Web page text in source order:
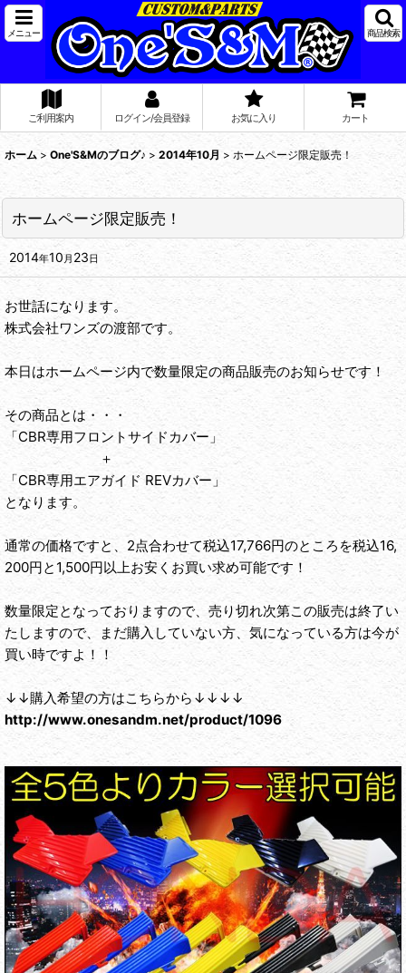
メニュー 商品検索
ご利用案内 ログイン/会員登録 お気に入り カート
ホーム > One'S&Mのブログ♪ > 2014年10月 > ホームページ限定販売！
ホームページ限定販売！
2014年10月 23日
お世話になります。
株式会社ワンズの渡部です。
本日はホームページ内で数量限定の商品販売のお知らせです！
その商品とは・・・
「CBR専用フロントサイドカバー」
＋
「CBR専用エアガイド REVカバー」
となります。
通常の価格ですと、2点合わせて税込17,766円のところを税込16,
200円と1,500円以上お安くお買い求め可能です！
数量限定となっておりますので、売り切れ次第この販売は終了い
たしますので、まだ購入していない方、気になっている方は今が
買い時ですよ！！
↓↓購入希望の方はこちらから↓↓↓↓
http://www.onesandm.net/product/1096